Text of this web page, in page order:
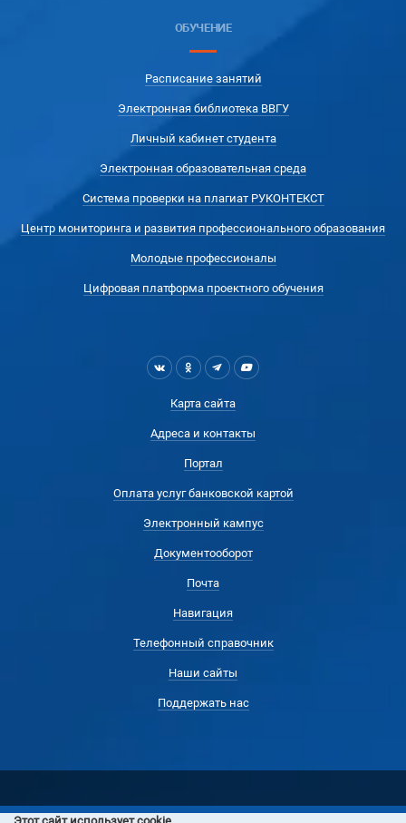
ОБУЧЕНИЕ
Расписание занятий
Электронная библиотека ВВГУ
Личный кабинет студента
Электронная образовательная среда
Система проверки на плагиат РУКОНТЕКСТ
Центр мониторинга и развития профессионального образования
Молодые профессионалы
Цифровая платформа проектного обучения
Карта сайта
Адреса и контакты
Портал
Оплата услуг банковской картой
Электронный кампус
Документооборот
Почта
Навигация
Телефонный справочник
Наши сайты
Поддержать нас